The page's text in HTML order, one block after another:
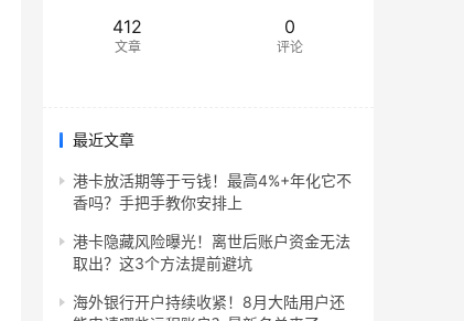
412
文章
0
评论
最近文章
港卡放活期等于亏钱！最高4%+年化它不
香吗？手把手教你安排上
港卡隐藏风险曝光！离世后账户资金无法
取出？这3个方法提前避坑
海外银行开户持续收紧！8月大陆用户还